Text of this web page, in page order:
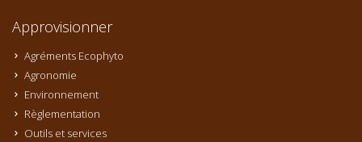
Approvisionner
Agréments Ecophyto
Agronomie
Environnement
Règlementation
Outils et services